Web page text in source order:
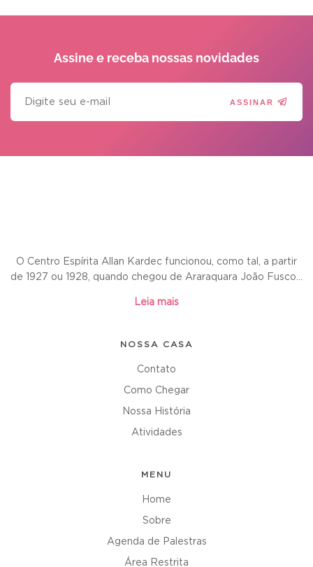
Assine e receba nossas novidades
ASSINAR
O Centro Espírita Allan Kardec funcionou, como tal, a partir
de 1927 ou 1928, quando chegou de Araraquara João Fusco...
Leia mais
NOSSA CASA
Contato
Como Chegar
Nossa História
Atividades
MENU
Home
Sobre
Agenda de Palestras
Área Restrita